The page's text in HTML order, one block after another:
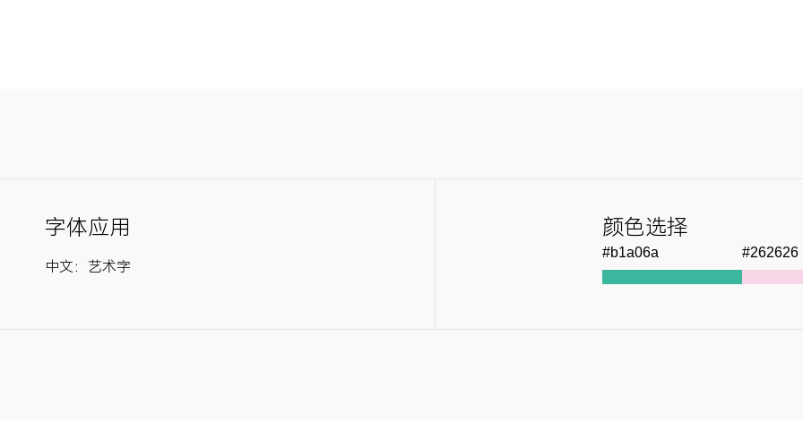
字体应用
中文：艺术字
颜色选择
#b1a06a #262626